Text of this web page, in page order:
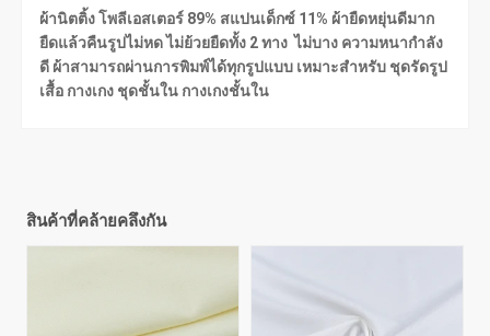
ผ้านิตติ้ง โพลีเอสเตอร์ 89% สแปนเด็กซ์ 11% ผ้ายืดหยุ่นดีมาก
ยืดแล้วคืนรูปไม่หด ไม่ย้วยยืดทั้ง 2 ทาง ไม่บาง ความหนากำลัง
ดี ผ้าสามารถผ่านการพิมพ์ได้ทุกรูปแบบ เหมาะสำหรับ ชุดรัดรูป
เสื้อ กางเกง ชุดชั้นใน กางเกงชั้นใน
สินค้าที่คล้ายคลึงกัน